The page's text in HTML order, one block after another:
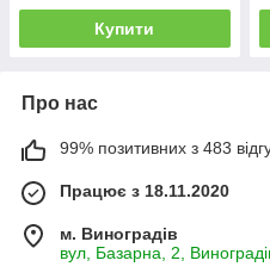
Купити
Про нас
99% позитивних з 483
Працює з 18.11.2020
м. Виноградів
вул, Базарна, 2,